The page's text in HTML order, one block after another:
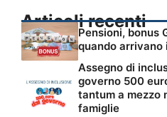
Articoli recenti
Pensioni, bonus
quando arrivano
Assegno di
governo 500
tantum a mezzo
famiglie